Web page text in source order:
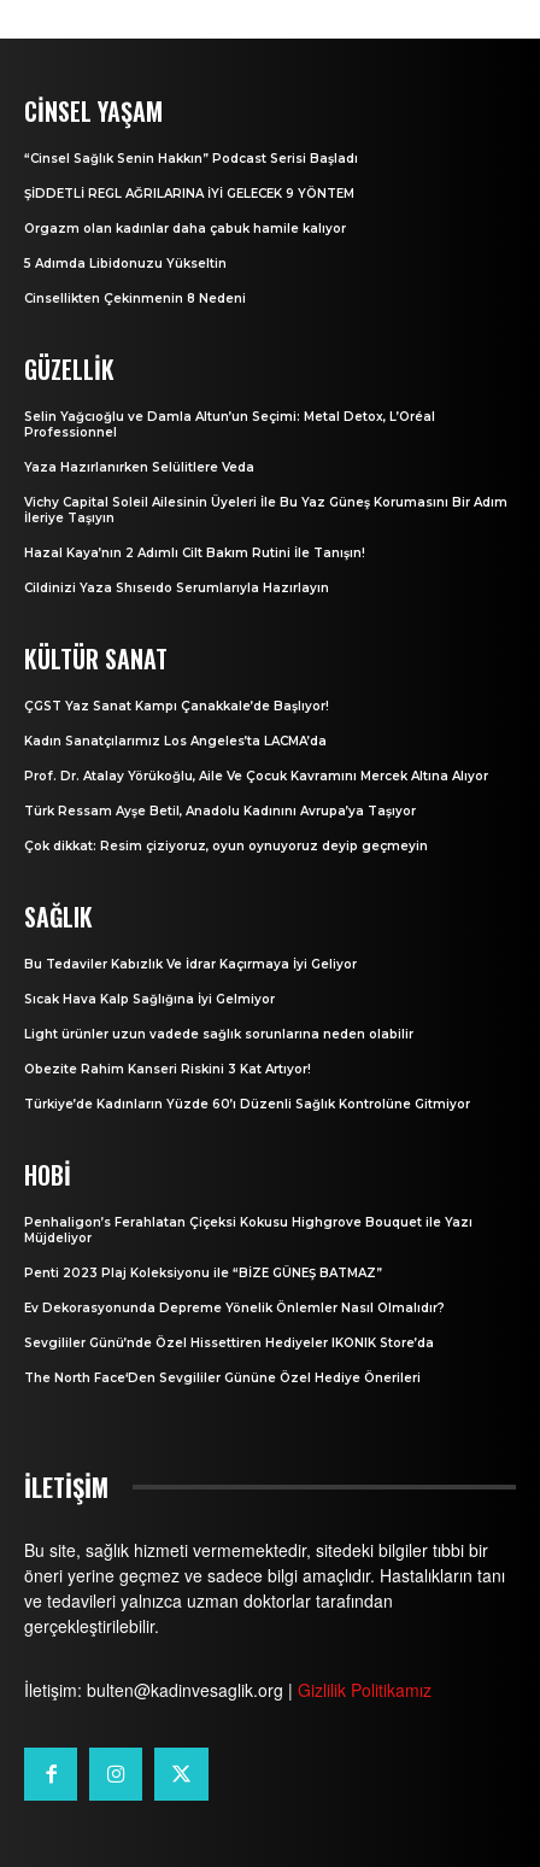
CINSEL YAŞAM
“Cinsel Sağlık Senin Hakkın” Podcast Serisi Başladı
ŞİDDETLİ REGL AĞRILARINA İYİ GELECEK 9 YÖNTEM
Orgazm olan kadınlar daha çabuk hamile kalıyor
5 Adımda Libidonuzu Yükseltin
Cinsellikten Çekinmenin 8 Nedeni
GÜZELLIK
Selin Yağcıoğlu ve Damla Altun’un Seçimi: Metal Detox, L’Oréal
Professionnel
Yaza Hazırlanırken Selülitlere Veda
Vichy Capital Soleil Ailesinin Üyeleri İle Bu Yaz Güneş Korumasını Bir Adım
İleriye Taşıyın
Hazal Kaya’nın 2 Adımlı Cilt Bakım Rutini İle Tanışın!
Cildinizi Yaza Shıseıdo Serumlarıyla Hazırlayın
KÜLTÜR SANAT
ÇGST Yaz Sanat Kampı Çanakkale’de Başlıyor!
Kadın Sanatçılarımız Los Angeles’ta LACMA’da
Prof. Dr. Atalay Yörükoğlu, Aile Ve Çocuk Kavramını Mercek Altına Alıyor
Türk Ressam Ayşe Betil, Anadolu Kadınını Avrupa’ya Taşıyor
Çok dikkat: Resim çiziyoruz, oyun oynuyoruz deyip geçmeyin
SAĞLIK
Bu Tedaviler Kabızlık Ve İdrar Kaçırmaya İyi Geliyor
Sıcak Hava Kalp Sağlığına İyi Gelmiyor
Light ürünler uzun vadede sağlık sorunlarına neden olabilir
Obezite Rahim Kanseri Riskini 3 Kat Artıyor!
Türkiye’de Kadınların Yüzde 60’ı Düzenli Sağlık Kontrolüne Gitmiyor
HOBI
Penhaligon’s Ferahlatan Çiçeksi Kokusu Highgrove Bouquet ile Yazı
Müjdeliyor
Penti 2023 Plaj Koleksiyonu ile “BİZE GÜNEŞ BATMAZ”
Ev Dekorasyonunda Depreme Yönelik Önlemler Nasıl Olmalıdır?
Sevgililer Günü’nde Özel Hissettiren Hediyeler IKONIK Store’da
The North Face‘Den Sevgililer Gününe Özel Hediye Önerileri
İLETİŞİM
Bu site, sağlık hizmeti vermemektedir, sitedeki bilgiler tıbbi bir
öneri yerine geçmez ve sadece bilgi amaçlıdır. Hastalıkların tanı
ve tedavileri yalnızca uzman doktorlar tarafından
gerçekleştirilebilir.
İletişim: bulten@kadinvesaglik.org | Gizlilik Politikamız